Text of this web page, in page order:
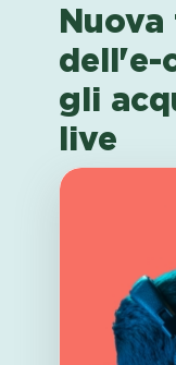
dell'e-
gli
live